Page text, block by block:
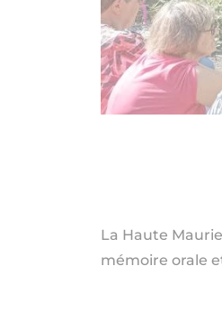
La Haute
mémoire orale